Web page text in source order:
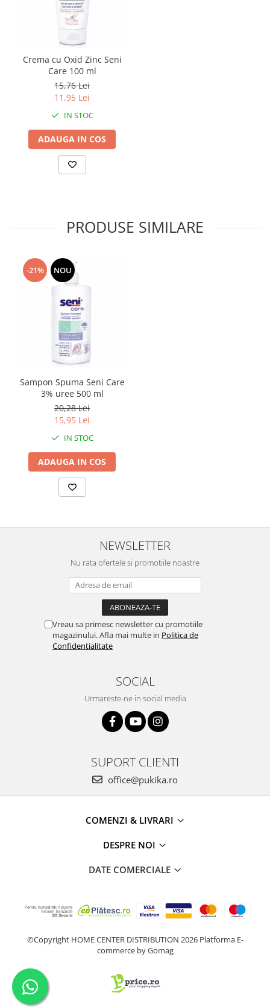
Crema cu Oxid Zinc Seni
Care 100 ml
15,76 Lei
11,95 Lei
IN STOC
ADAUGA IN COS
PRODUSE SIMILARE
-21% NOU
Sampon Spuma Seni Care
3% uree 500 ml
20,28 Lei
15,95 Lei
IN STOC
ADAUGA IN COS
NEWSLETTER
Nu rata ofertele si promotiile noastre
Vreau sa primesc newsletter cu promotiile
magazinului. Afla mai multe in Politica de
Confidentialitate
SOCIAL
Urmareste-ne in social media
SUPORT CLIENTI
office@pukika.ro
COMENZI & LIVRARI
DESPRE NOI
DATE COMERCIALE
©Copyright HOME CENTER DISTRIBUTION 2026 Platforma E-
commerce by Gomag